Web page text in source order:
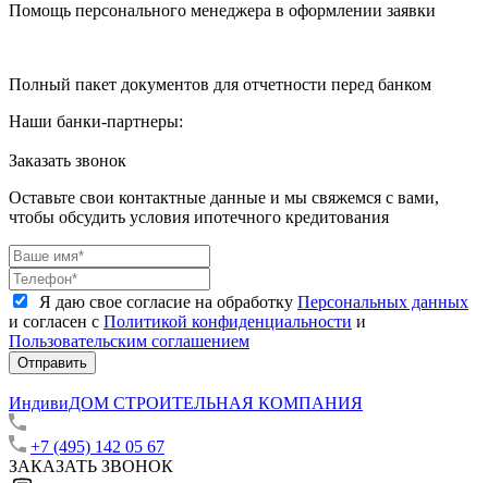
Помощь персонального менеджера в оформлении заявки
Полный пакет документов для отчетности перед банком
Наши банки-партнеры:
Заказать звонок
Оставьте свои контактные данные и мы свяжемся с вами,
чтобы обсудить условия ипотечного кредитования
Я даю свое согласие на обработку Персональных данных
и согласен с Политикой конфиденциальности и
Пользовательским соглашением
Отправить
ИндивиДОМ СТРОИТЕЛЬНАЯ КОМПАНИЯ
+7 (495) 142 05 67
ЗАКАЗАТЬ ЗВОНОК